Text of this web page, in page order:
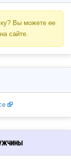
Вы можете ее
на сайте.